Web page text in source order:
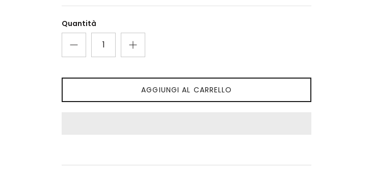
Quantità
AGGIUNGI AL CARRELLO